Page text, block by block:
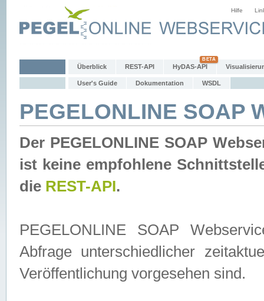
Hilfe
Überblick REST-API HyDAS-API
User's Guide Dokumentation WSDL
PEGELONLINE SOAP
Der PEGELONLINE SOAP
ist keine empfohlene
die REST-API.
PEGELONLINE SOAP
Abfrage unterschiedlicher
Veröffentlichung vorgesehen sind.